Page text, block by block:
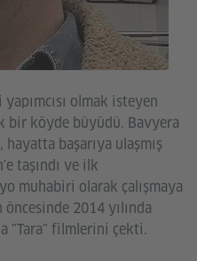
olmak isteyen
bir köyde büyüdü. Bavyera
başarıya ulaşmış
taşındı ve ilk
muhabiri olarak çalışmaya
2014 yılında
"Tara" filmlerini çekti.